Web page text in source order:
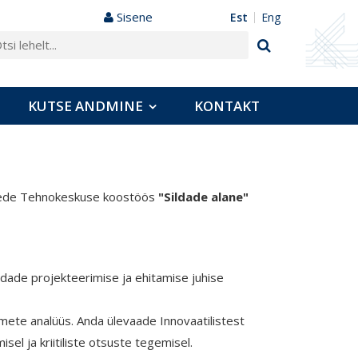
Sisene est eng
KUTSE ANDMINE KONTAKT
Tehnokeskuse koostöös "Sildade alane"
projekteerimise ja ehitamise juhise
analüüs.​ Anda ülevaade Innovaatilistest
ja kriitiliste otsuste tegemisel.